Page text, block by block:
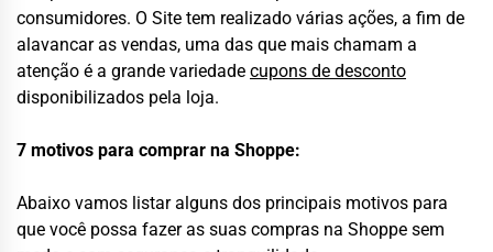
consumidores. O Site tem realizado várias ações, a fim de
alavancar as vendas, uma das que mais chamam a
atenção é a grande variedade cupons de desconto
disponibilizados pela loja.
7 motivos para comprar na Shoppe:
Abaixo vamos listar alguns dos principais motivos para
que você possa fazer as suas compras na Shoppe sem